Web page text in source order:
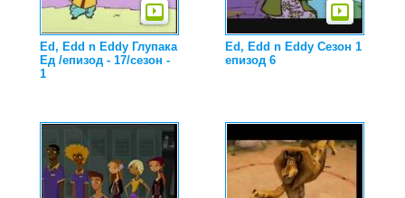
Ed, Edd n Eddy Глупака
Ед /епизод - 17/сезон -
1
Ed, Edd n Eddy Сезон 1
епизод 6